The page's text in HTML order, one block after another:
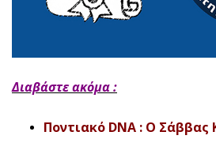
Διαβάστε ακόμα :
Ποντιακό DNA : O Σάββας